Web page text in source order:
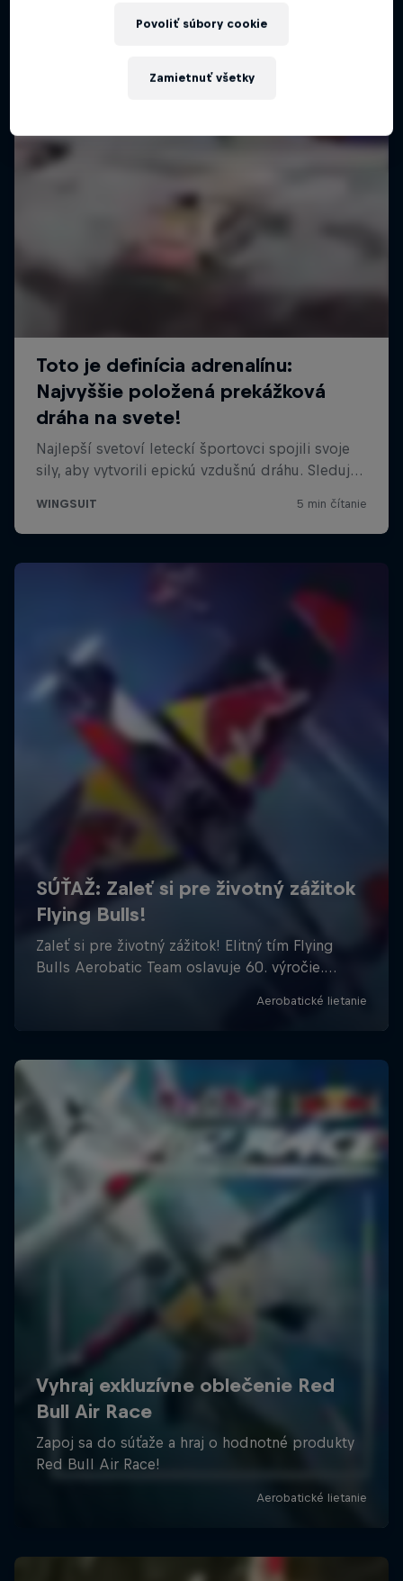
Zamietnuť všetky
Povoliť súbory cookie